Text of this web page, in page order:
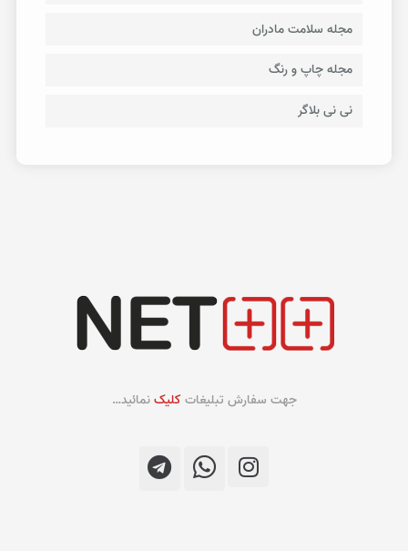
مجله سلامت مادران
مجله چاپ و رنگ
نی نی بلاگر
جهت سفارش تبلیغات کلیکنمائید…